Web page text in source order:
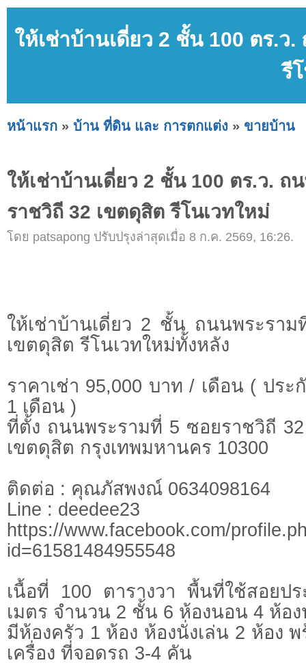
ให้เช่าบ้านเดี่ยว 2 ชั้น 100 ตร.
รี
หน้าแรก » บ้าน ที่ดิน และ การตกแต่ง » ขายบ้าน
ให้เช่าบ้านเดี่ยว 2 ชั้น 100 ตร.ว. ถ
ราชวิถี 32 เขตดุสิต รีโนเวทใหม่
โดย patsapong ปรับปรุงล่าสุดเมื่อ 8 ก.ค. 2569, 16:26.
ให้เช่าบ้านเดี่ยว 2 ชั้น ถนนพระรา
เขตดุสิต รีโนเวทใหม่ทั้งหลัง
ราคาเช่า 95,000 บาท / เดือน ( ปร
1 เดือน )
ที่ตั้ง ถนนพระรามที่ 5 ซอยราชวิถี
เขตดุสิต กรุงเทพมหานคร 10300
ติดต่อ : คุณภัสพงณ์ 0634098164
Line : deedee23
https://www.facebook.com/
id=61581484955548
เนื้อที่ 100 ตารางวา พื้นที่ใช้สอยป
เมตร จำนวน 2 ชั้น 6 ห้องนอน 4 ห้อ
มีห้องครัว 1 ห้อง ห้องนั่งเล่น 2 ห้อง
เครื่อง ที่จอดรถ 3-4 คัน